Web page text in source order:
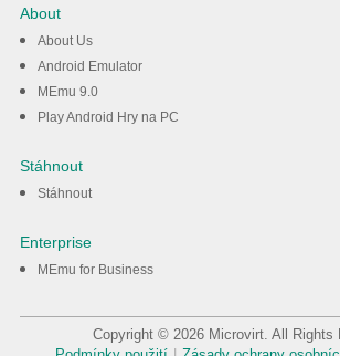
About
About Us
Android Emulator
MEmu 9.0
Play Android Hry na PC
Stáhnout
Stáhnout
Enterprise
MEmu for Business
Copyright © 2026 Microvirt. All Rights